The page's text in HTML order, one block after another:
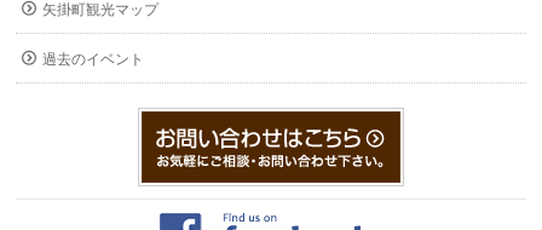
矢掛町観光マップ
過去のイベント